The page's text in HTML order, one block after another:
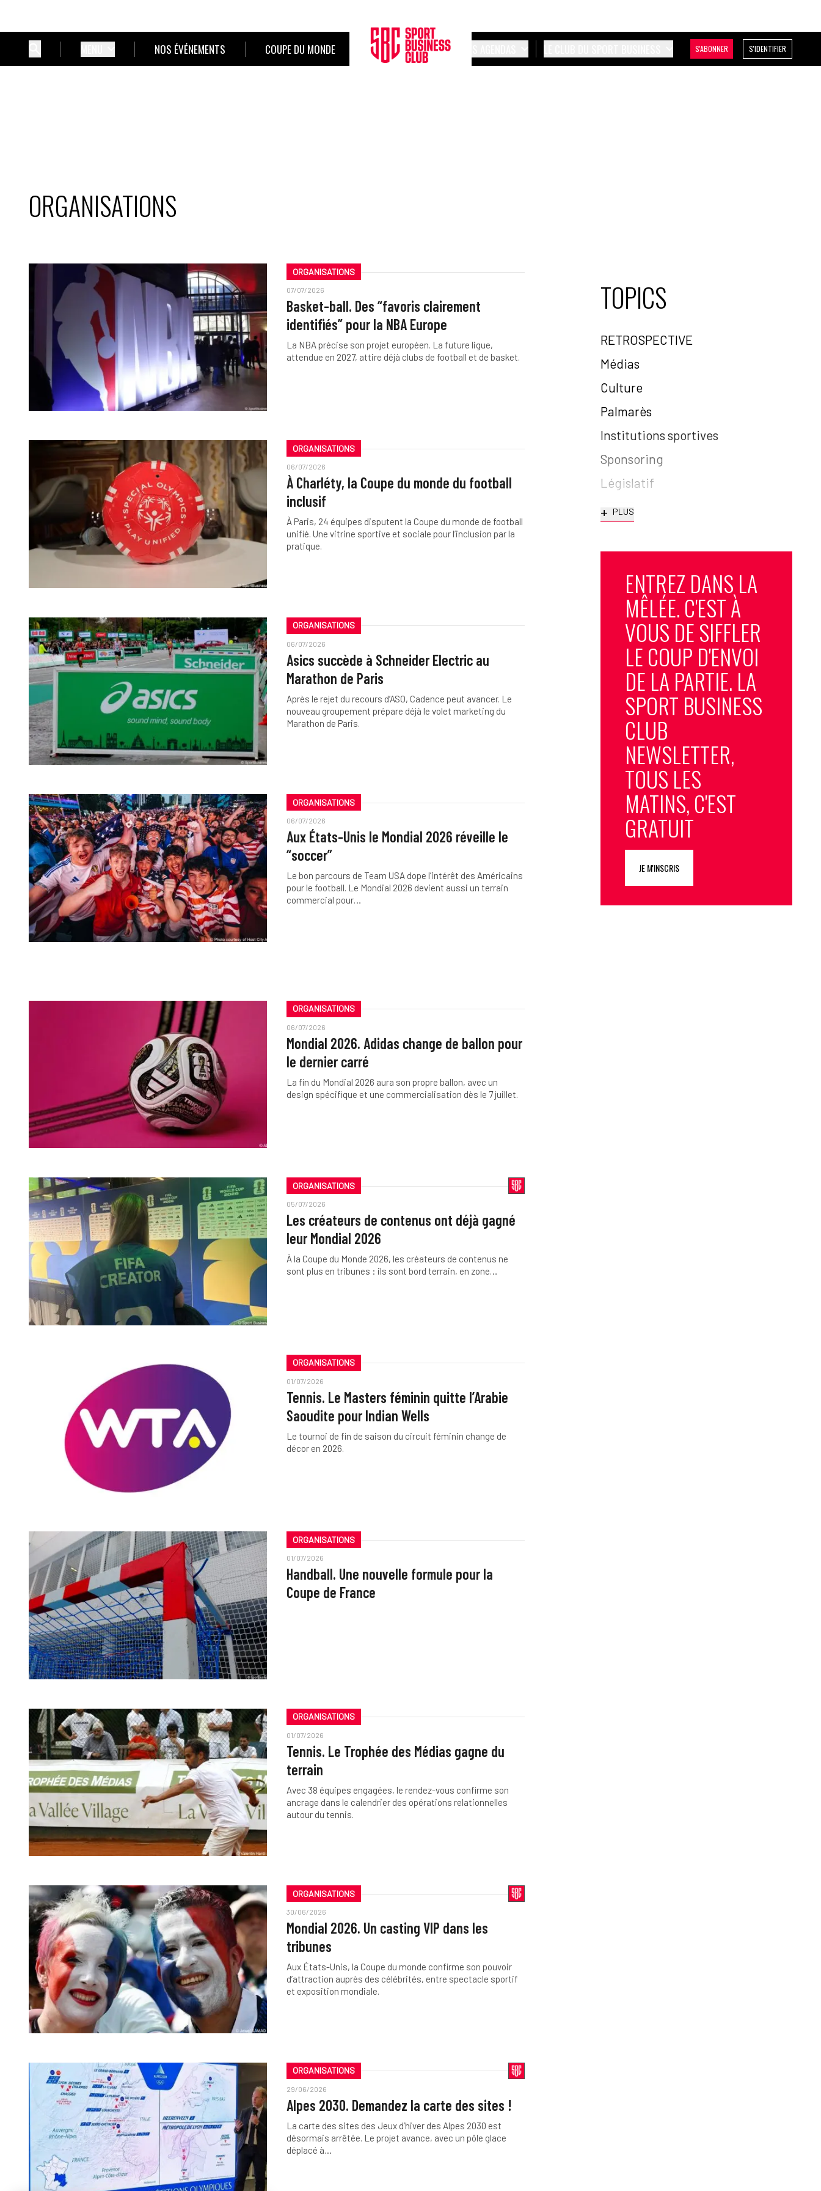
NOS ÉVÉNEMENTS COUPE DU MONDE S'ABONNER S'IDENTIFIER
ORGANISATIONS
ORGANISATIONS
07/07/2026
Basket-ball. Des “favoris clairement
identifiés” pour la NBA Europe
La NBA précise son projet européen. La future ligue,
attendue en 2027, attire déjà clubs de football et de basket.
ORGANISATIONS
06/07/2026
À Charléty, la Coupe du monde du football
inclusif
À Paris, 24 équipes disputent la Coupe du monde de football
unifié. Une vitrine sportive et sociale pour l’inclusion par la
pratique.
ORGANISATIONS
06/07/2026
Asics succède à Schneider Electric au
Marathon de Paris
Après le rejet du recours d’ASO, Cadence peut avancer. Le
nouveau groupement prépare déjà le volet marketing du
Marathon de Paris.
ORGANISATIONS
06/07/2026
Aux États-Unis le Mondial 2026 réveille le
“soccer”
Le bon parcours de Team USA dope l’intérêt des Américains
pour le football. Le Mondial 2026 devient aussi un terrain
commercial pour…
ORGANISATIONS
06/07/2026
Mondial 2026. Adidas change de ballon pour
le dernier carré
La fin du Mondial 2026 aura son propre ballon, avec un
design spécifique et une commercialisation dès le 7 juillet.
ORGANISATIONS
05/07/2026
Les créateurs de contenus ont déjà gagné
leur Mondial 2026
À la Coupe du Monde 2026, les créateurs de contenus ne
sont plus en tribunes : ils sont bord terrain, en zone…
ORGANISATIONS
01/07/2026
Tennis. Le Masters féminin quitte l’Arabie
Saoudite pour Indian Wells
Le tournoi de fin de saison du circuit féminin change de
décor en 2026.
ORGANISATIONS
01/07/2026
Handball. Une nouvelle formule pour la
Coupe de France
ORGANISATIONS
01/07/2026
Tennis. Le Trophée des Médias gagne du
terrain
Avec 38 équipes engagées, le rendez-vous confirme son
ancrage dans le calendrier des opérations relationnelles
autour du tennis.
ORGANISATIONS
30/06/2026
Mondial 2026. Un casting VIP dans les
tribunes
Aux États-Unis, la Coupe du monde confirme son pouvoir
d’attraction auprès des célébrités, entre spectacle sportif
et exposition mondiale.
ORGANISATIONS
29/06/2026
Alpes 2030. Demandez la carte des sites !
La carte des sites des Jeux d’hiver des Alpes 2030 est
désormais arrêtée. Le projet avance, avec un pôle glace
déplacé à…
TOPICS
RETROSPECTIVE
Médias
Culture
Palmarès
Institutions sportives
Sponsoring
Législatif
+ PLUS
ENTREZ DANS LA
MÊLÉE. C'EST À
VOUS DE SIFFLER
LE COUP D'ENVOI
DE LA PARTIE. LA
SPORT BUSINESS
CLUB
NEWSLETTER,
TOUS LES
MATINS, C'EST
GRATUIT
JE M'INSCRIS